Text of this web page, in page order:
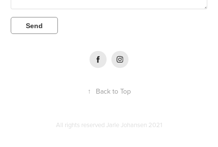
Send
↑ Back to Top
All rights reserved Jarle Johansen 2021